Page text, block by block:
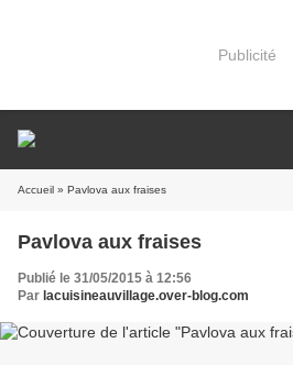
Publicité
Accueil » Pavlova aux fraises
Pavlova aux fraises
Publié le 31/05/2015 à 12:56
Par lacuisineauvillage.over-blog.com